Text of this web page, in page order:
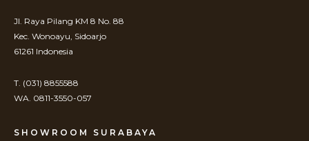
Jl. Raya Pilang KM 8 No. 88
Kec. Wonoayu, Sidoarjo
61261 Indonesia
T. (031) 8855588
WA. 0811-3550-057
SHOWROOM SURABAYA